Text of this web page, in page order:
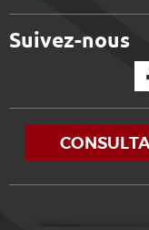
Suivez-nous